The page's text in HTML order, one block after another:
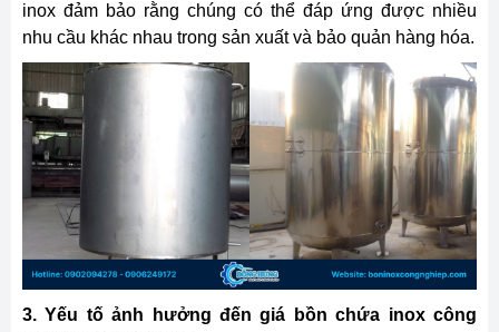
inox đảm bảo rằng chúng có thể đáp ứng được nhiều
nhu cầu khác nhau trong sản xuất và bảo quản hàng hóa.
3. Yếu tố ảnh hưởng đến giá bồn chứa inox công